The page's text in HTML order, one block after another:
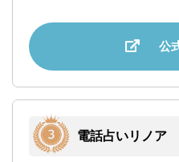
公
電話占いリノア